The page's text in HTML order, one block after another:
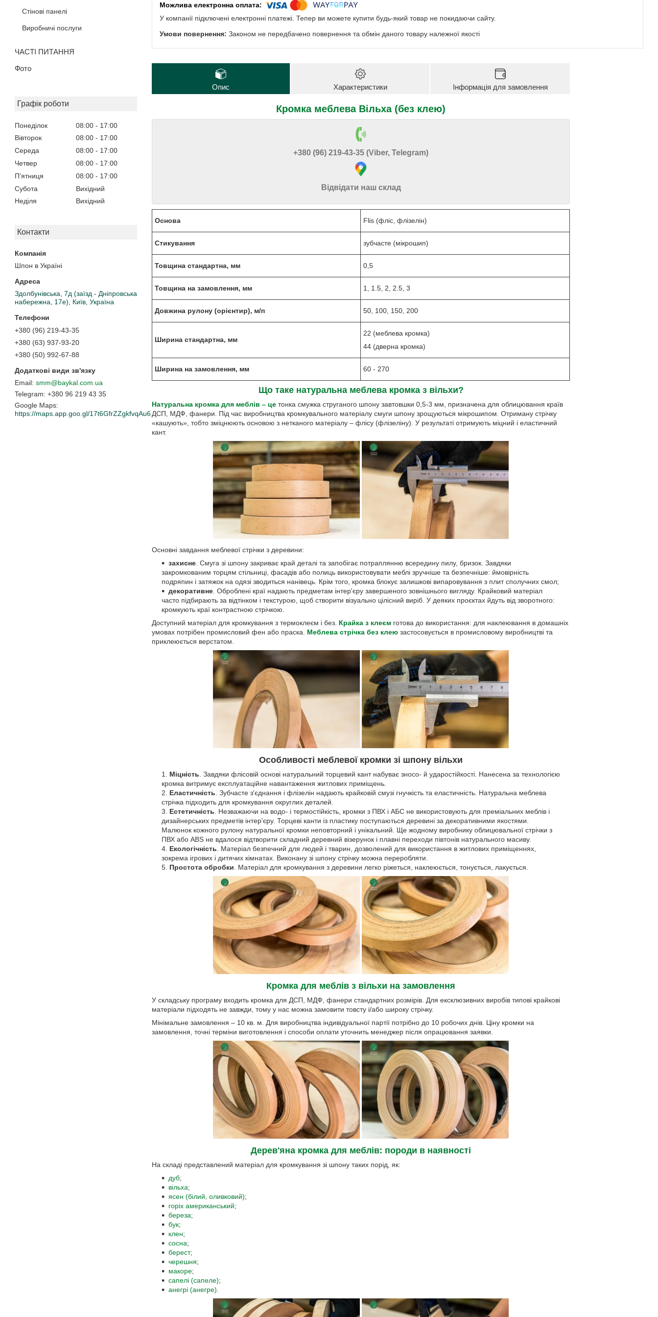
Стінові панелі
Виробничі послуги
ЧАСТІ ПИТАННЯ
Фото
Графік роботи
Понеділок 08:00
17:00
Вівторок
08:00
17:00
Середа
08:00
17:00
Четвер
08:00
17:00
Пʼятниця
08:00
17:00
Субота
Вихідний
Неділя
Вихідний
Контакти
Шпон в Україні
Здолбунівська, 7д (заїзд - Дніпровська
набережна, 17е), Київ, Україна
+380 (96) 219-43-35
+380 (63) 937-93-20
+380 (50) 992-67-88
smm@baykal.com.ua
+380 96 219 43 35
Google Maps
https://maps.app.goo.gl/17t6GfrZZgkfvqAu6
У компанії підключені електронні платежі. Тепер ви можете купити будь-який товар не покидаючи сайту.
Законом не передбачено повернення та обмін даного товару належної якості
Опис Характеристики Інформація для замовлення
Кромка меблева Вільха (без клею)
+380 (96) 219-43-35 (Viber, Telegram)
Відвідати наш склад
Основа Flis (фліс, флізелін)
Стикування зубчасте (мікрошип)
Товщина стандартна, мм 0,5
Товщина на замовлення, мм 1, 1.5, 2, 2.5, 3
Довжина рулону (орієнтир), м/п 50, 100, 150, 200
Ширина стандартна, мм
22 (меблева кромка)
44 (дверна кромка)
Ширина на замовлення, мм 60 - 270
Що таке натуральна меблева кромка з вільхи?
Натуральна кромка для меблів – це тонка смужка струганого шпону завтовшки 0,5-3 мм, призначена для облицювання країв
ДСП, МДФ, фанери. Під час виробництва кромкувального матеріалу смуги шпону зрощуються мікрошипом. Отриману стрічку
«кашують», тобто зміцнюють основою з нетканого матеріалу – флісу (флізеліну). У результаті отримують міцний і еластичний
кант.
Основні завдання меблевої стрічки з деревини:
захисне. Смуга зі шпону закриває край деталі та запобігає потраплянню всередину пилу, бризок. Завдяки
закромкованим торцям стільниці, фасадів або полиць використовувати меблі зручніше та безпечніше: ймовірність
подряпин і затяжок на одязі зводиться нанівець. Крім того, кромка блокує залишкові випаровування з плит сполучних смол;
декоративне. Оброблені краї надають предметам інтер'єру завершеного зовнішнього вигляду. Крайковий матеріал
часто підбирають за відтінком і текстурою, щоб створити візуально цілісний виріб. У деяких проєктах йдуть від зворотного:
кромкують краї контрастною стрічкою.
Доступний матеріал для кромкування з термоклеєм і без. Крайка з клеєм готова до використання: для наклеювання в домашніх
умовах потрібен промисловий фен або праска. Меблева стрічка без клею застосовується в промисловому виробництві та
приклеюється верстатом.
Особливості меблевої кромки зі шпону вільхи
Міцність. Завдяки флісовій основі натуральний торцевий кант набуває зносо- й ударостійкості. Нанесена за технологією
кромка витримує експлуатаційне навантаження житлових приміщень.
Еластичність. Зубчасте з'єднання і флізелін надають крайковій смузі гнучкість та еластичність. Натуральна меблева
стрічка підходить для кромкування округлих деталей.
Естетичність. Незважаючи на водо- і термостійкість, кромки з ПВХ і АБС не використовують для преміальних меблів і
дизайнерських предметів інтер'єру. Торцеві канти із пластику поступаються деревині за декоративними якостями.
Малюнок кожного рулону натуральної кромки неповторний і унікальний. Ще жодному виробнику облицювальної стрічки з
ПВХ або ABS не вдалося відтворити складний деревний візерунок і плавні переходи півтонів натурального масиву.
Екологічність. Матеріал безпечний для людей і тварин, дозволений для використання в житлових приміщеннях,
зокрема ігрових і дитячих кімнатах. Виконану зі шпону стрічку можна переробляти.
Простота обробки. Матеріал для кромкування з деревини легко ріжеться, наклеюється, тонується, лакується.
Кромка для меблів з вільхи на замовлення
У складську програму входить кромка для ДСП, МДФ, фанери стандартних розмірів. Для ексклюзивних виробів типові крайкові
матеріали підходять не завжди, тому у нас можна замовити товсту і/або широку стрічку.
Мінімальне замовлення – 10 кв. м. Для виробництва індивідуальної партії потрібно до 10 робочих днів. Ціну кромки на
замовлення, точні терміни виготовлення і способи оплати уточнить менеджер після опрацювання заявки.
Дерев'яна кромка для меблів: породи в наявності
На складі представлений матеріал для кромкування зі шпону таких порід, як:
дуб;
вільха;
ясен (білий, оливковий);
горіх американський;
береза;
бук;
клен;
сосна;
берест;
черешня;
макоре;
сапелі (сапеле);
анегрі (анегре).